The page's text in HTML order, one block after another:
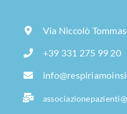
Via Niccolò
+39 331 275 99 20